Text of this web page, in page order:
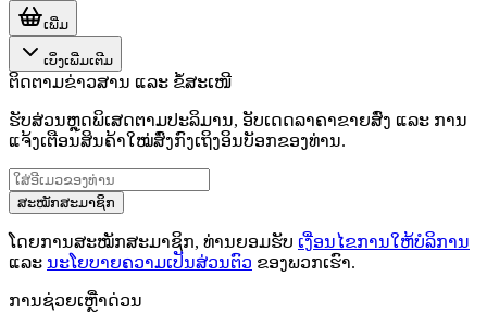
ເພີ່ມ
ເບິ່ງເພີ່ມເຕີມ
ຕິດຕາມຂ່າວສານ ແລະ ຂໍ້ສະເໜີ
ຮັບສ່ວນຫຼຸດພິເສດຕາມປະລິມານ, ອັບເດດລາຄາຂາຍສົ່ງ ແລະ ການ
ແຈ້ງເຕືອນສິນຄ້າໃໝ່ສົ່ງກົງເຖິງອິນບັອກຂອງທ່ານ.
ສະໝັກສະມາຊິກ
ໂດຍການສະໝັກສະມາຊິກ, ທ່ານຍອມຮັບ ເງື່ອນໄຂການໃຫ້ບໍລິການ
ແລະ ນະໂຍບາຍຄວາມເປັນສ່ວນຕົວ ຂອງພວກເຮົາ.
ການຊ່ວຍເຫຼືໍາດ່ວນ